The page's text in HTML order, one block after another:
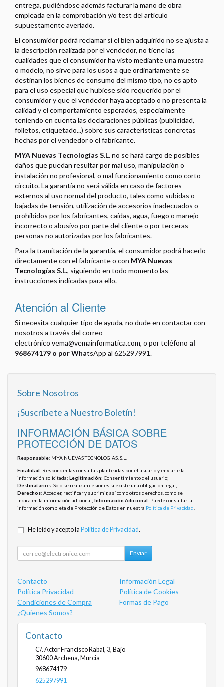
entrega, pudiéndose además facturar la mano de obra
empleada en la comprobación y/o test del artículo
supuestamente averiado.
El consumidor podrá reclamar si el bien adquirido no se ajusta a
la descripción realizada por el vendedor, no tiene las
cualidades que el consumidor ha visto mediante una muestra
o modelo, no sirve para los usos a que ordinariamente se
destinan los bienes de consumo del mismo tipo, no es apto
para el uso especial que hubiese sido requerido por el
consumidor y que el vendedor haya aceptado o no presenta la
calidad y el comportamiento esperados, especialmente
teniendo en cuenta las declaraciones públicas (publicidad,
folletos, etiquetado...) sobre sus características concretas
hechas por el vendedor o el fabricante.
MYA Nuevas Tecnologías S.L.no se hará cargo de posibles
daños que puedan resultar por mal uso, manipulación o
instalación no profesional, o mal funcionamiento como corto
circuito. La garantía no será válida en caso de factores
externos al uso normal del producto, tales como subidas o
bajadas de tensión, utilización de accesorios inadecuados o
prohibidos por los fabricantes, caídas, agua, fuego o manejo
incorrecto o abusivo por parte del cliente o por terceras
personas no autorizadas por los fabricantes.
Para la tramitación de la garantía, el consumidor podrá hacerlo
directamente con el fabricante o con MYA Nuevas
Tecnologías S.L., siguiendo en todo momento las
instrucciones indicadas para ello.
Atención al Cliente
Si necesita cualquier tipo de ayuda, no dude en contactar con
nosotros a través del correo
electrónico vema@vemainformatica.com, o por teléfono al
968674179 o por WhatsApp al 625297991.
Sobre Nosotros
¡Suscríbete a Nuestro Boletín!
INFORMACIÓN BÁSICA SOBRE
PROTECCIÓN DE DATOS
Responsable: MYA NUEVAS TECNOLOGIAS, S.L.
Finalidad: Responder las consultas planteadas por el usuario y enviarle la
información solicitada; Legitimación: Consentimiento del usuario;
Destinatarios: Solo se realizan cesiones si existe una obligación legal;
Derechos: Acceder, rectificar y suprimir, así como otros derechos, como se
indica en la información adicional; Información Adicional: Puede consultar la
información completa de Protección de Datos en nuestra Política de Privacidad
He leído y acepto la Política de Privacidad.
Enviar
Contacto
Información Legal
Política Privacidad
Política de Cookies
Condiciones de Compra
Formas de Pago
¿Quienes Somos?
Contacto
C/. Actor Francisco Rabal, 3, Bajo
30600Archena, Murcia
968674179
625297991